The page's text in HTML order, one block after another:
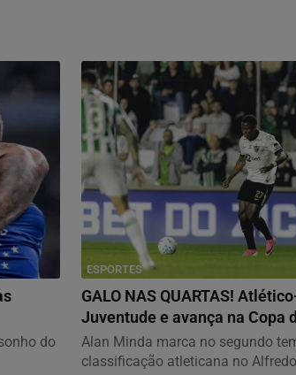
do
ESPORTES
GALO NAS QUARTAS!
Juventude e avança na Copa
Alan Minda marca no segundo
classificação atleticana no